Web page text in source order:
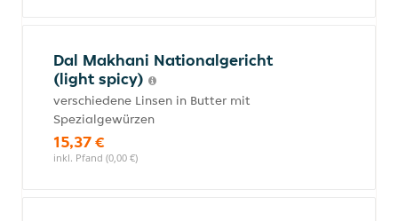
Dal Makhani Nationalgericht
(light spicy)
verschiedene Linsen in Butter mit
Spezialgewürzen
15,37 €
inkl. Pfand (0,00 €)